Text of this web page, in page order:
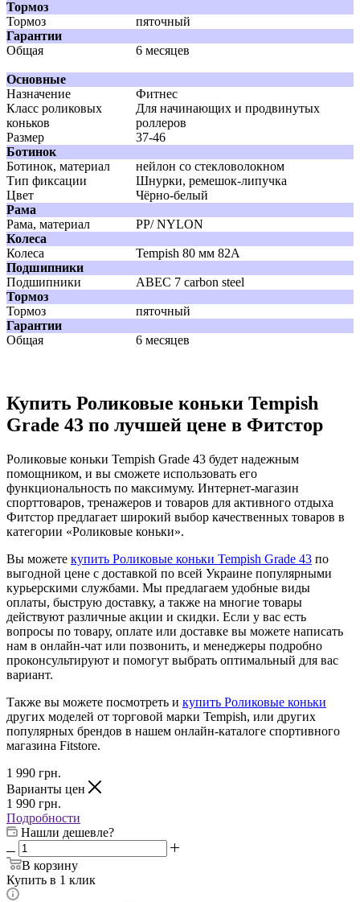
Тормоз
Тормоз
пяточный
Гарантии
Общая
6 месяцев
Основные
Назначение
Фитнес
Класс роликовых
коньков
Для начинающих и продвинутых
роллеров
Размер
37-46
Ботинок
Ботинок, материал
нейлон со стекловолокном
Тип фиксации
Шнурки, ремешок-липучка
Цвет
Чёрно-белый
Рама
Рама, материал
PP/ NYLON
Колеса
Колеса
Tempish 80 мм 82A
Подшипники
Подшипники
АВЕС 7 carbon steel
Тормоз
Тормоз
пяточный
Гарантии
Общая
6 месяцев
Купить Роликовые коньки Tempish
Grade 43 по лучшей цене в Фитстор
Роликовые коньки Tempish Grade 43 будет надежным
помощником, и вы сможете использовать его
функциональность по максимуму. Интернет-магазин
спорттоваров, тренажеров и товаров для активного отдыха
Фитстор предлагает широкий выбор качественных товаров в
категории «Роликовые коньки».
Вы можете купить Роликовые коньки Tempish Grade 43 по
выгодной цене с доставкой по всей Украине популярными
курьерскими службами. Мы предлагаем удобные виды
оплаты, быструю доставку, а также на многие товары
действуют различные акции и скидки. Если у вас есть
вопросы по товару, оплате или доставке вы можете написать
нам в онлайн-чат или позвонить, и менеджеры подробно
проконсультируют и помогут выбрать оптимальный для вас
вариант.
Также вы можете посмотреть и купить Роликовые коньки
других моделей от торговой марки Tempish, или других
популярных брендов в нашем онлайн-каталоге спортивного
магазина Fitstore.
1 990 грн.
Варианты цен
1 990 грн.
Подробности
Нашли дешевле?
В корзину
Купить в 1 клик